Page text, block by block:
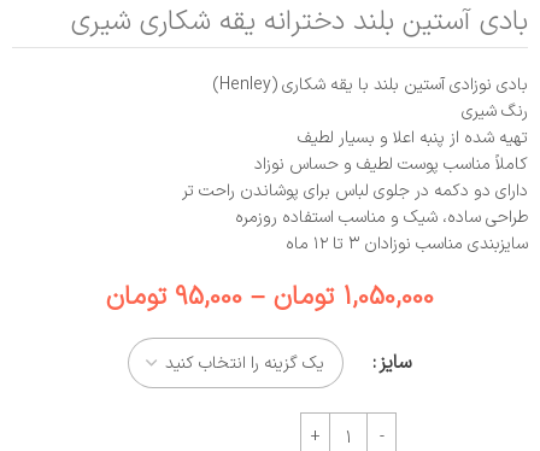
بادی آستین بلند دخترانه یقه شکاری شیری
بادی نوزادی آستین‌ بلند با یقه شکاری (Henley)
رنگ شیری
تهیه‌ شده از پنبه اعلا و بسیار لطیف
کاملاً مناسب پوست لطیف و حساس نوزاد
دارای دو دکمه در جلوی لباس برای پوشاندن راحت‌ تر
طراحی ساده، شیک و مناسب استفاده روزمره
سایزبندی مناسب نوزادان ۳ تا ۱۲ ماه
1,050,000 تومان –
95,000 تومان
سایز